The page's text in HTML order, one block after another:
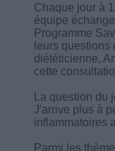
Chaque jour à
équipe
Programme
leurs questions
diététicienne,
cette
La question du
J'arrive plus à
inflammatoires
Parmi les